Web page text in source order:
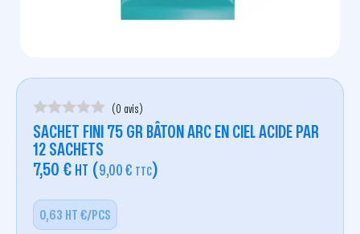
(0 avis)
SACHET FINI 75 GR BÂTON ARC EN CIEL ACIDE PAR
12 SACHETS
7,50 € HT (9,00 € TTC)
0,63 HT €/PCS